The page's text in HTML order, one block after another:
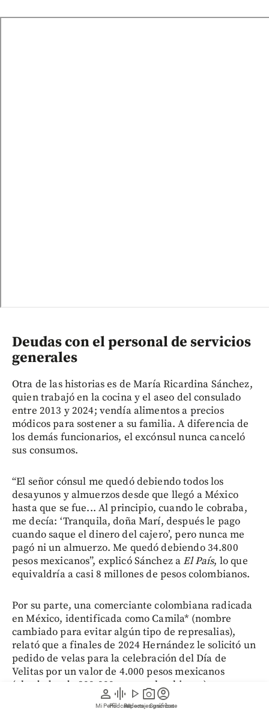
person
Mi Perfil
graphic_eq
Pódcast
play_arrow
Videos
photo_camera
Reportajes gráficos
account_circle
Suscríbete
Deudas con el personal de servicios
generales
Otra de las historias es de María Ricardina Sánchez,
quien trabajó en la cocina y el aseo del consulado
entre 2013 y 2024; vendía alimentos a precios
módicos para sostener a su familia. A diferencia de
los demás funcionarios, el excónsul nunca canceló
sus consumos.
“El señor cónsul me quedó debiendo todos los
desayunos y almuerzos desde que llegó a México
hasta que se fue... Al principio, cuando le cobraba,
me decía: ‘Tranquila, doña Marí, después le pago
cuando saque el dinero del cajero’, pero nunca me
pagó ni un almuerzo. Me quedó debiendo 34.800
pesos mexicanos”, explicó Sánchez aEl País, lo que
equivaldría a casi 8 millones de pesos colombianos.
Por su parte, una comerciante colombiana radicada
en México, identificada como Camila* (nombre
cambiado para evitar algún tipo de represalias),
relató que a finales de 2024 Hernández le solicitó un
pedido de velas para la celebración del Día de
Velitas por un valor de 4.000 pesos mexicanos
(alrededor de 800.000 pesos colombianos).